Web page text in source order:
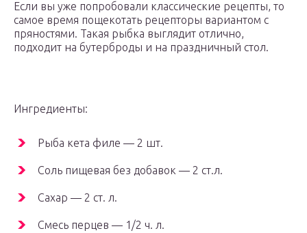
Если вы уже попробовали классические рецепты, то
самое время пощекотать рецепторы вариантом с
пряностями. Такая рыбка выглядит отлично,
подходит на бутерброды и на праздничный стол.
Ингредиенты:
Рыба кета филе — 2 шт.
Соль пищевая без добавок — 2 ст.л.
Сахар — 2 ст. л.
Смесь перцев — 1/2 ч. л.